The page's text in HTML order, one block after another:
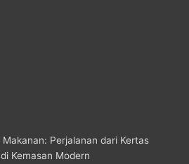
Perjalanan dari Kertas
Kemasan Modern